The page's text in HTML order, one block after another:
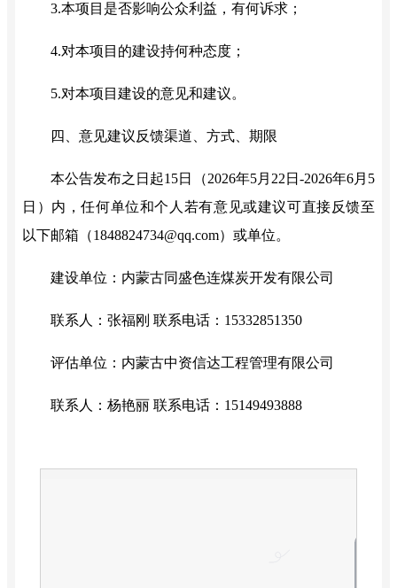
3.本项目是否影响公众利益，有何诉求；
4.对本项目的建设持何种态度；
5.对本项目建设的意见和建议。
四、意见建议反馈渠道、方式、期限
本公告发布之日起15日 （2026年5月 22日 -2026年6月5
日 ） 内，任何单位和个人若有意见或建议可直接反馈至
以下邮箱（1848824734@qq.com）或单位。
建设单位： 内蒙古同盛色连煤炭开发有限公司
联系人：张福刚 联系电话： 15332851350
评估单位：内蒙古中资信达工程管理有限公司
联系人： 杨艳丽 联系电话： 15149493888